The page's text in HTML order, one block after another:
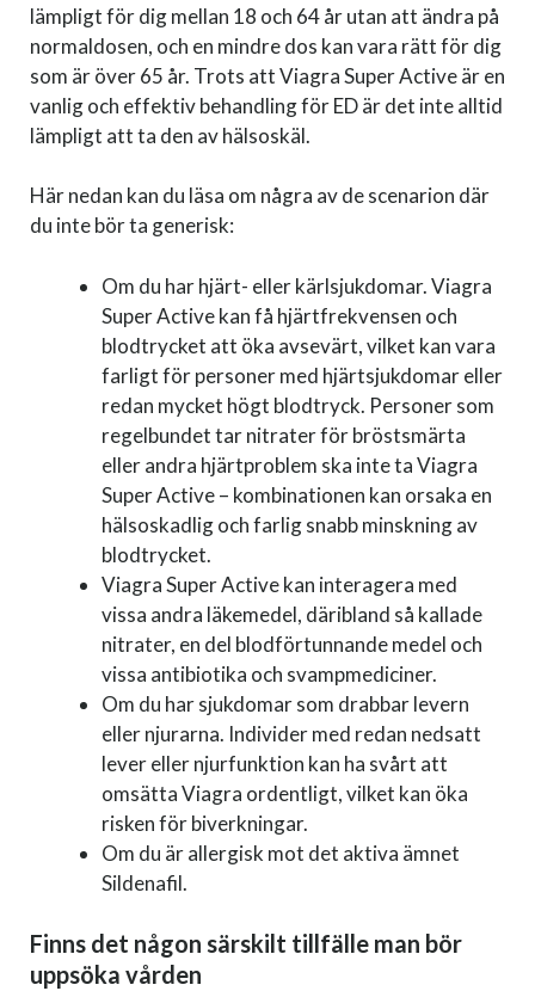
lämpligt för dig mellan 18 och 64 år utan att ändra på
normaldosen, och en mindre dos kan vara rätt för dig
som är över 65 år. Trots att Viagra Super Active är en
vanlig och effektiv behandling för ED är det inte alltid
lämpligt att ta den av hälsoskäl.
Här nedan kan du läsa om några av de scenarion där
du inte bör ta generisk:
Om du har hjärt- eller kärlsjukdomar. Viagra
Super Active kan få hjärtfrekvensen och
blodtrycket att öka avsevärt, vilket kan vara
farligt för personer med hjärtsjukdomar eller
redan mycket högt blodtryck. Personer som
regelbundet tar nitrater för bröstsmärta
eller andra hjärtproblem ska inte ta Viagra
Super Active – kombinationen kan orsaka en
hälsoskadlig och farlig snabb minskning av
blodtrycket.
Viagra Super Active kan interagera med
vissa andra läkemedel, däribland så kallade
nitrater, en del blodförtunnande medel och
vissa antibiotika och svampmediciner.
Om du har sjukdomar som drabbar levern
eller njurarna. Individer med redan nedsatt
lever eller njurfunktion kan ha svårt att
omsätta Viagra ordentligt, vilket kan öka
risken för biverkningar.
Om du är allergisk mot det aktiva ämnet
Sildenafil.
Finns det någon särskilt tillfälle man bör
uppsöka vården